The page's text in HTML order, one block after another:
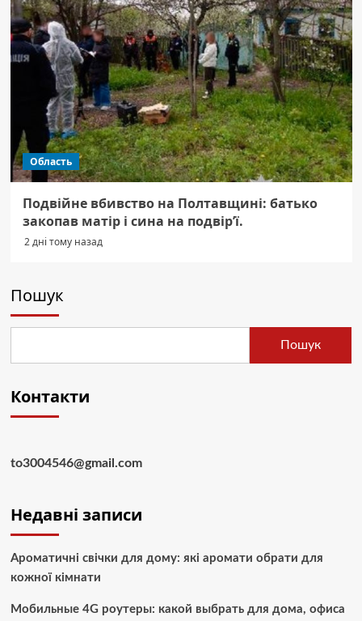
Область
Подвійне вбивство на Полтавщині: батько
закопав матір і сина на подвір’ї.
2 дні тому назад
Пошук
Пошук
Контакти
to3004546@gmail.com
Недавні записи
Ароматичні свічки для дому: які аромати обрати для
кожної кімнати
Мобильные 4G роутеры: какой выбрать для дома, офиса